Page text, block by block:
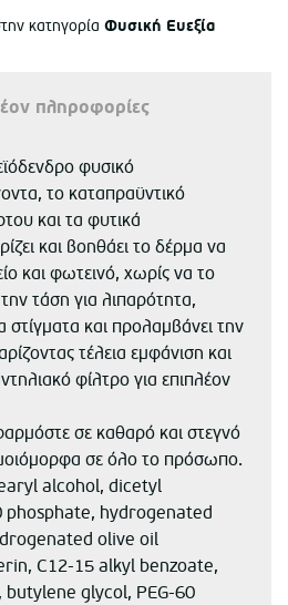
κατηγορία Φυσική Ευεξία
πληροφορίες
φυσικό
το καταπραϋντικό
και τα φυτικά
και βοηθάει το δέρμα να
και φωτεινό, χωρίς να το
τάση για λιπαρότητα,
και προλαμβάνει την
τέλεια εμφάνιση και
φίλτρο για επιπλέον
σε καθαρό και στεγνό
σε όλο το πρόσωπο.
alcohol, dicetyl
hydrogenated
olive oil
C12-15 alkyl benzoate,
glycol, PEG-60